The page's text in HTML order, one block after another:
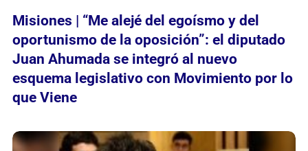
Misiones | “Me alejé del egoísmo y del
oportunismo de la oposición”: el diputado
Juan Ahumada se integró al nuevo
esquema legislativo con Movimiento por lo
que Viene